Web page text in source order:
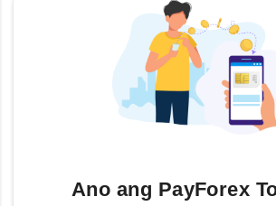
Ano ang PayForex